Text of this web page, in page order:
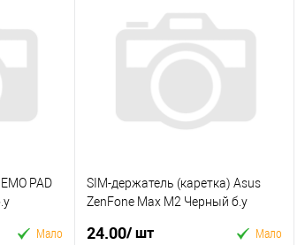
PAD
Мало
SIM-держатель (каретка) Asus
ZenFone Max M2 Черный б.у
24.00/ шт Мало